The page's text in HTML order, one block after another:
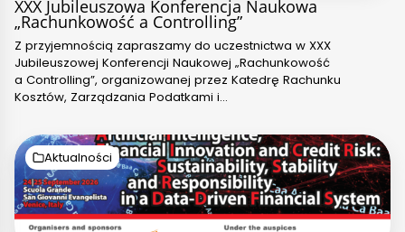
XXX Jubileuszowa Konferencja Naukowa
„Rachunkowość a Controlling”
Z przyjemnością zapraszamy do uczestnictwa w XXX
Jubileuszowej Konferencji Naukowej „Rachunkowość
a Controlling”, organizowanej przez Katedrę Rachunku
Kosztów, Zarządzania Podatkami i…
Aktualności